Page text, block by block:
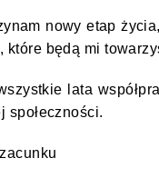
nowy etap
które będą mi
lata
społeczności.